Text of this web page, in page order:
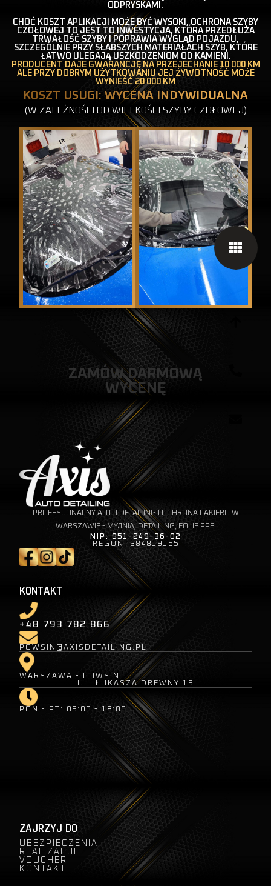
ODPRYSKAMI.
CHOĆ KOSZT APLIKACJI MOŻE BYĆ WYSOKI, OCHRONA SZYBY
CZOŁOWEJ TO JEST TO INWESTYCJA, KTÓRA PRZEDŁUŻA
TRWAŁOŚĆ SZYBY I POPRAWIA WYGLĄD POJAZDU,
SZCZEGÓLNIE PRZY SŁABSZYCH MATERIAŁACH SZYB, KTÓRE
ŁATWO ULEGAJĄ USZKODZENIOM OD KAMIENI.
PRODUCENT DAJE GWARANCJĘ NA PRZEJECHANIE 10 000 KM
ALE PRZY DOBRYM UŻYTKOWANIU JEJ ŻYWOTNOŚĆ MOŻE
WYNIEŚĆ 20 000 KM
KOSZT USUGI: WYCENA INDYWIDUALNA
(W ZALEŻNOŚCI OD WIELKOŚCI SZYBY CZOŁOWEJ)
ZAMÓW DARMOWĄ
WYCENĘ
PROFESJONALNY AUTO DETAILING I OCHRONA LAKIERU W
WARSZAWIE - MYJNIA, DETAILING, FOLIE PPF.
NIP: 951-249-36-02
REGON: 384819165
KONTAKT
+48 793 782 866
POWSIN@AXISDETAILING.PL
WARSZAWA - POWSIN
UL. ŁUKASZA DREWNY 19
PON - PT: 09:00 - 18:00
ZAJRZYJ DO
UBEZPIECZENIA
REALIZACJE
VOUCHER
KONTAKT